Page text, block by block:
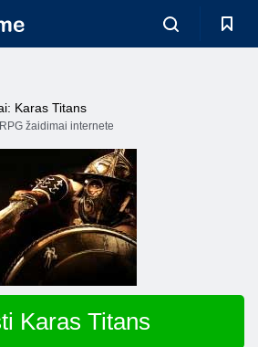
Karas Titans
žaidimai internete
Karas Titans